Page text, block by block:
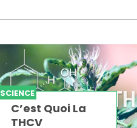
SCIENCE
C’est Quoi La
THCV